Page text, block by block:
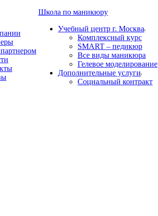
Школа по маникюру
Учебный центр г. Москва
Комплексный курс
SMART – педикюр
Все виды маникюра
Гелевое моделирование
Дополнительные услуги
Социальный контракт